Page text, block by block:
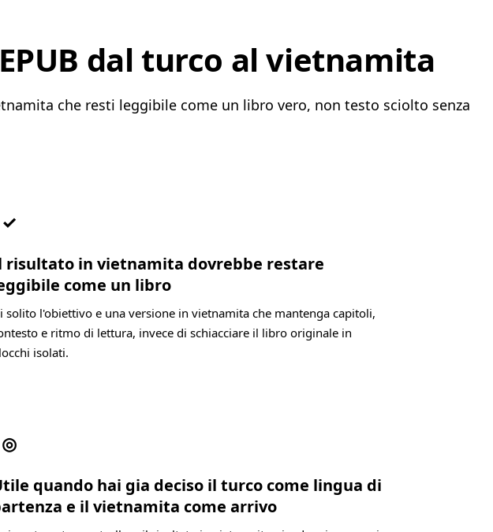
dal turco al vietnamita
che resti leggibile come un libro vero, non testo sciolto senza
✓
risultato in vietnamita dovrebbe restare
come un libro
solito l'obiettivo e una versione in vietnamita che mantenga capitoli,
e ritmo di lettura, invece di schiacciare il libro originale in
isolati.
◎
quando hai gia deciso il turco come lingua di
e il vietnamita come arrivo